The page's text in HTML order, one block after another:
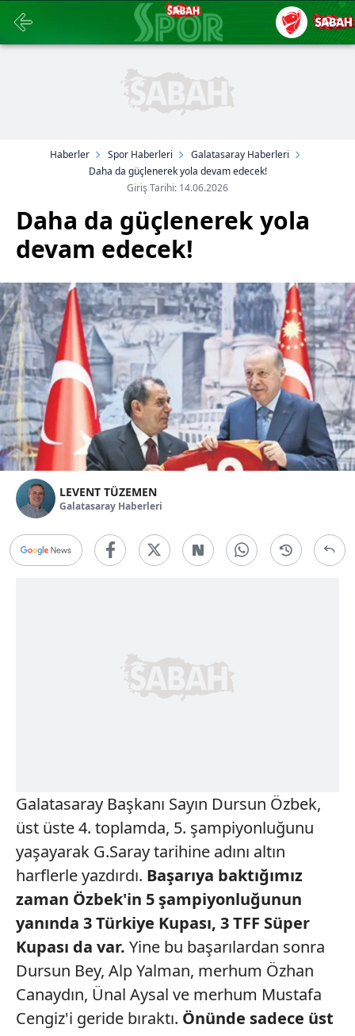
Haberler Spor Haberleri
Galatasaray Haberleri
Daha da güçlenerek yola devam edecek!
Giriş Tarihi: 14.06.2026
Daha da güçlenerek yola
devam edecek!
LEVENT TÜZEMEN
Galatasaray Haberleri
Galatasaray Başkanı Sayın Dursun Özbek,
üst üste 4. toplamda, 5. şampiyonluğunu
yaşayarak G.Saray tarihine adını altın
harflerle yazdırdı. Başarıya baktığımız
zaman Özbek'in 5 şampiyonluğunun
yanında 3Türkiye Kupası, 3 TFF Süper
Kupası da var. Yine bu başarılardan sonra
Dursun Bey, Alp Yalman, merhum Özhan
Canaydın, Ünal Aysal ve merhum Mustafa
Cengiz'i geride bıraktı. Önünde sadece üst